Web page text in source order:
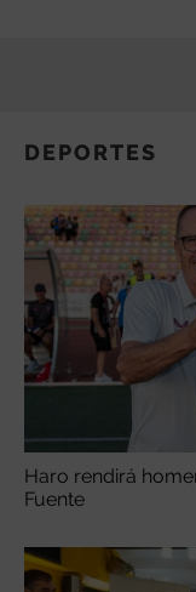
DEPORTES
Haro rendirá
Fuente